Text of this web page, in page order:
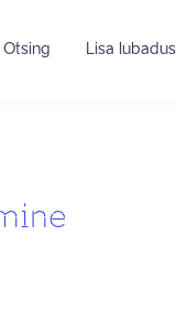
Otsing Lisa lubadus